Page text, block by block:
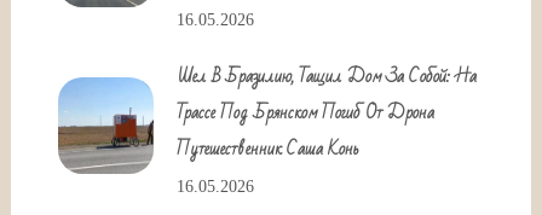
16.05.2026
Шел В Бразилию, Тащил Дом За Собой: На
Трассе Под Брянском Погиб От Дрона
Путешественник Саша Конь
16.05.2026